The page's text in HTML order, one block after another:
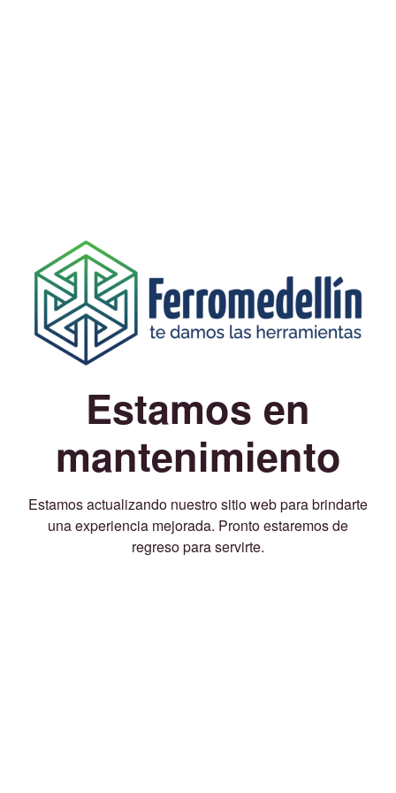
Estamos en
mantenimiento
Estamos actualizando nuestro sitio web para brindarte
una experiencia mejorada. Pronto estaremos de
regreso para servirte.